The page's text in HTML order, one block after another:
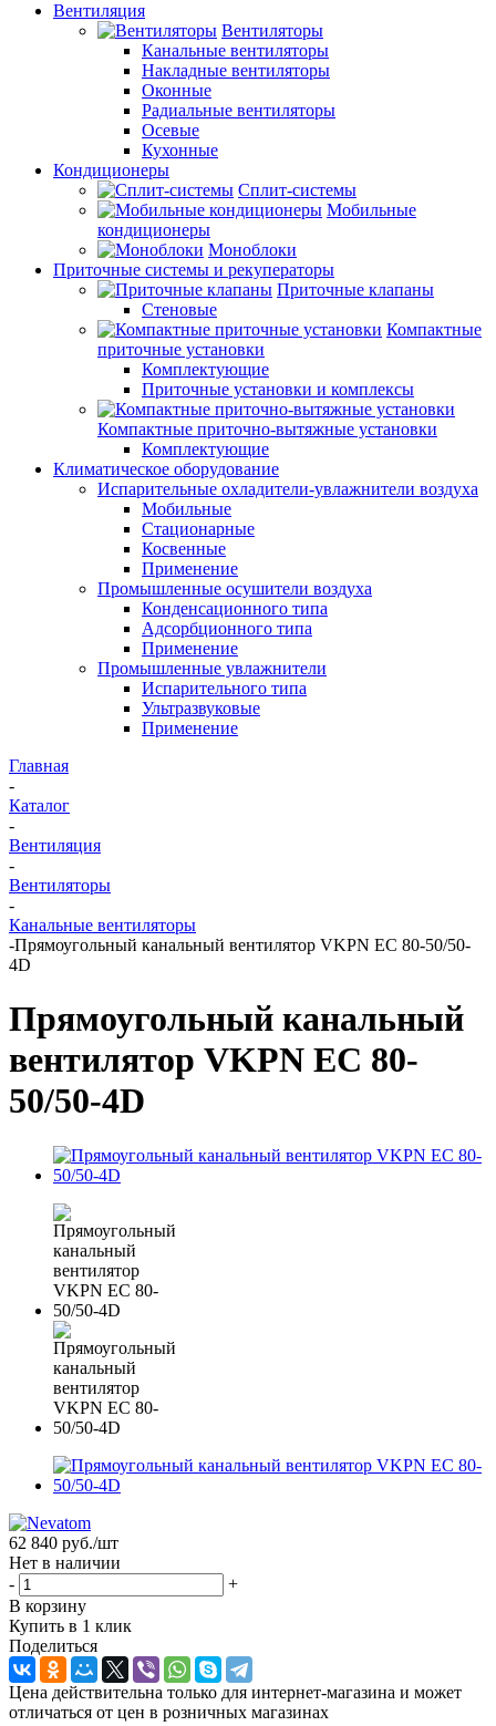
Вентиляция
Вентиляторы
Канальные вентиляторы
Накладные вентиляторы
Оконные
Радиальные вентиляторы
Осевые
Кухонные
Кондиционеры
Сплит-системы
Мобильные
кондиционеры
Моноблоки
Приточные системы и рекуператоры
Приточные клапаны
Стеновые
Компактные
приточные установки
Комплектующие
Приточные установки и комплексы
Компактные приточно-вытяжные установки
Комплектующие
Климатическое оборудование
Испарительные охладители-увлажнители воздуха
Мобильные
Стационарные
Косвенные
Применение
Промышленные осушители воздуха
Конденсационного типа
Адсорбционного типа
Применение
Промышленные увлажнители
Испарительного типа
Ультразвуковые
Применение
Главная
-
Каталог
-
Вентиляция
-
Вентиляторы
-
Канальные вентиляторы
-Прямоугольный канальный вентилятор VKPN EС 80-50/50-
4D
Прямоугольный канальный
вентилятор VKPN EС 80-
50/50-4D
62 840 руб./шт
Нет в наличии
-
+
В корзину
Купить в 1 клик
Поделиться
Цена действительна только для интернет-магазина и может
отличаться от цен в розничных магазинах